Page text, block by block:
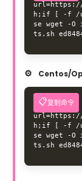
h;if [ -f /
se wget -
ts.sh
Centos/
复制命令
h;if [ -f /
se wget -
ts.sh